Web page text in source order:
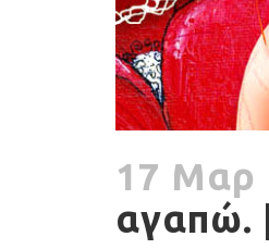
17 Μαρ
αγαπώ.